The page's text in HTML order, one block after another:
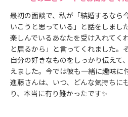
最初の面談で、私が「結婚するなら
いこうと思っている」と話をしまし
楽しんでいるあなたを受け入れてく
と居るから」と言ってくれました。
自分の好きなものをしっかり伝えて
えました。今では彼も一緒に趣味に
進藤さんは、いつ、どんな気持ちに
り、本当に有り難かったです✨️